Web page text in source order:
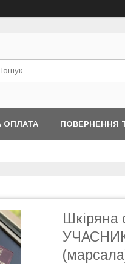
ОПЛАТА ПОВЕРНЕННЯ
Шкіряна